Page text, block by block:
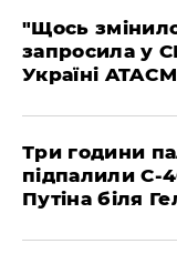
"Щось
запросила у
Україні
Три години
підпалили С-
Путіна біля